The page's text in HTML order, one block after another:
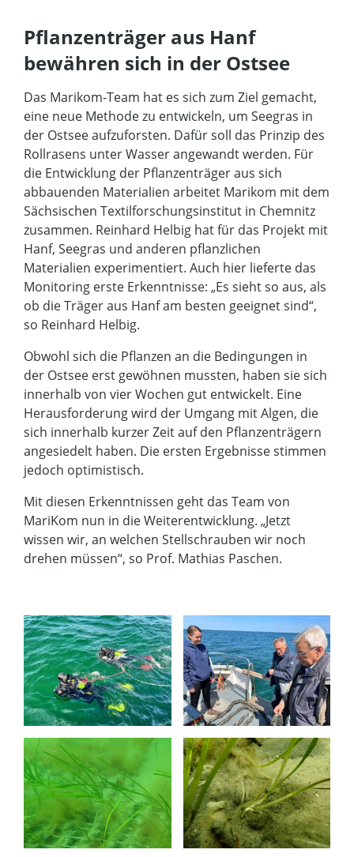
Pflanzenträger aus Hanf
bewähren sich in der Ostsee
Das Marikom-Team hat es sich zum Ziel gemacht,
eine neue Methode zu entwickeln, um Seegras in
der Ostsee aufzuforsten. Dafür soll das Prinzip des
Rollrasens unter Wasser angewandt werden. Für
die Entwicklung der Pflanzenträger aus sich
abbauenden Materialien arbeitet Marikom mit dem
Sächsischen Textilforschungsinstitut in Chemnitz
zusammen. Reinhard Helbig hat für das Projekt mit
Hanf, Seegras und anderen pflanzlichen
Materialien experimentiert. Auch hier lieferte das
Monitoring erste Erkenntnisse: „Es sieht so aus, als
ob die Träger aus Hanf am besten geeignet sind“,
so Reinhard Helbig.
Obwohl sich die Pflanzen an die Bedingungen in
der Ostsee erst gewöhnen mussten, haben sie sich
innerhalb von vier Wochen gut entwickelt. Eine
Herausforderung wird der Umgang mit Algen, die
sich innerhalb kurzer Zeit auf den Pflanzenträgern
angesiedelt haben. Die ersten Ergebnisse stimmen
jedoch optimistisch.
Mit diesen Erkenntnissen geht das Team von
MariKom nun in die Weiterentwicklung. „Jetzt
wissen wir, an welchen Stellschrauben wir noch
drehen müssen“, so Prof. Mathias Paschen.